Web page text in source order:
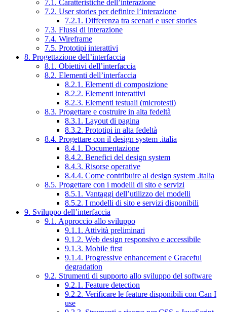
7.1. Caratteristiche dell’interazione
7.2. User stories per definire l’interazione
7.2.1. Differenza tra scenari e user stories
7.3. Flussi di interazione
7.4. Wireframe
7.5. Prototipi interattivi
8. Progettazione dell’interfaccia
8.1. Obiettivi dell’interfaccia
8.2. Elementi dell’interfaccia
8.2.1. Elementi di composizione
8.2.2. Elementi interattivi
8.2.3. Elementi testuali (microtesti)
8.3. Progettare e costruire in alta fedeltà
8.3.1. Layout di pagina
8.3.2. Prototipi in alta fedeltà
8.4. Progettare con il design system .italia
8.4.1. Documentazione
8.4.2. Benefici del design system
8.4.3. Risorse operative
8.4.4. Come contribuire al design system .italia
8.5. Progettare con i modelli di sito e servizi
8.5.1. Vantaggi dell’utilizzo dei modelli
8.5.2. I modelli di sito e servizi disponibili
9. Sviluppo dell’interfaccia
9.1. Approccio allo sviluppo
9.1.1. Attività preliminari
9.1.2. Web design responsivo e accessibile
9.1.3. Mobile first
9.1.4. Progressive enhancement e Graceful
degradation
9.2. Strumenti di supporto allo sviluppo del software
9.2.1. Feature detection
9.2.2. Verificare le feature disponibili con Can I
use